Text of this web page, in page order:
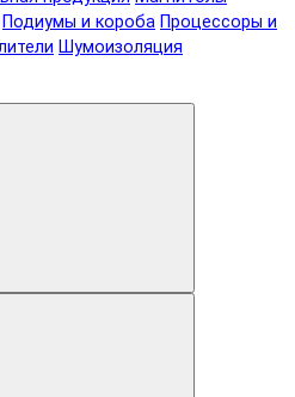
Подиумы и короба Процессоры и
Шумоизоляция